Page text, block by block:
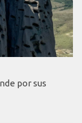
por sus